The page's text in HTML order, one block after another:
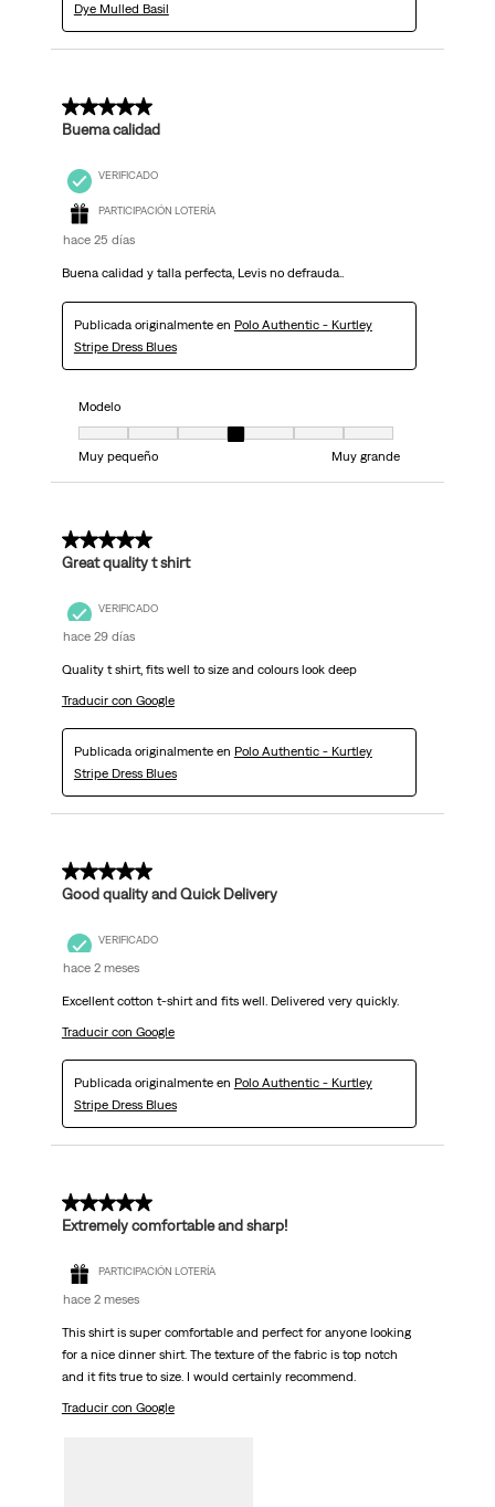
Dye Mulled Basil
5 de 5 estrellas.
Buema calidad
VERIFICADO
PARTICIPACIÓN LOTERÍA
hace 25 días
Buena calidad y talla perfecta, Levis no defrauda..
Publicada originalmente en Polo Authentic - Kurtley
Stripe Dress Blues
Modelo
Modelo, 4 de 7, donde 1 es igual a Muy pequeño y 7 es igual a Muy
Muy pequeño
Muy grande
5 de 5 estrellas.
Great quality t shirt
VERIFICADO
hace 29 días
Quality t shirt, fits well to size and colours look deep
Traducir con Google
Publicada originalmente en Polo Authentic - Kurtley
Stripe Dress Blues
5 de 5 estrellas.
Good quality and Quick Delivery
VERIFICADO
hace 2 meses
Excellent cotton t-shirt and fits well. Delivered very quickly.
Traducir con Google
Publicada originalmente en Polo Authentic - Kurtley
Stripe Dress Blues
5 de 5 estrellas.
Extremely comfortable and sharp!
PARTICIPACIÓN LOTERÍA
hace 2 meses
This shirt is super comfortable and perfect for anyone looking
for a nice dinner shirt. The texture of the fabric is top notch
and it fits true to size. I would certainly recommend.
Traducir con Google